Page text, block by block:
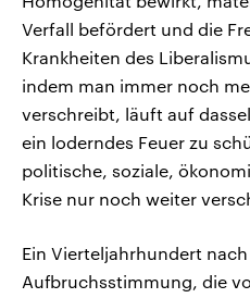
Verfall befördert und die
Krankheiten des
indem man immer noch
verschreibt, läuft auf
ein loderndes Feuer zu
politische, soziale,
Krise nur noch weiter
Ein Vierteljahrhundert
Aufbruchsstimmung, die